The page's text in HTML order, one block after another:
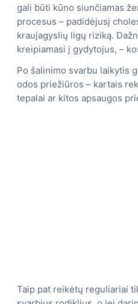
gali būti kūno siunčiamas
procesus – padidėjusį
kraujagyslių ligų riziką.
kreipiamasi į gydytojus, –
Po šalinimo svarbu laikytis
odos priežiūros – kartais
tepalai ar kitos apsaugos
Taip pat reikėtų reguliariai